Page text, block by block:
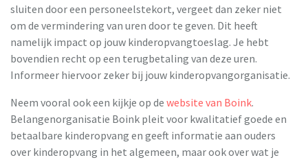
sluiten door een personeelstekort, vergeet dan zeker niet
om de vermindering van uren door te geven. Dit heeft
namelijk impact op jouw kinderopvangtoeslag. Je hebt
bovendien recht op een terugbetaling van deze uren.
Informeer hiervoor zeker bij jouw kinderopvangorganisatie.
Neem vooral ook een kijkje op de website van Boink.
Belangenorganisatie Boink pleit voor kwalitatief goede en
betaalbare kinderopvang en geeft informatie aan ouders
over kinderopvang in het algemeen, maar ook over wat je